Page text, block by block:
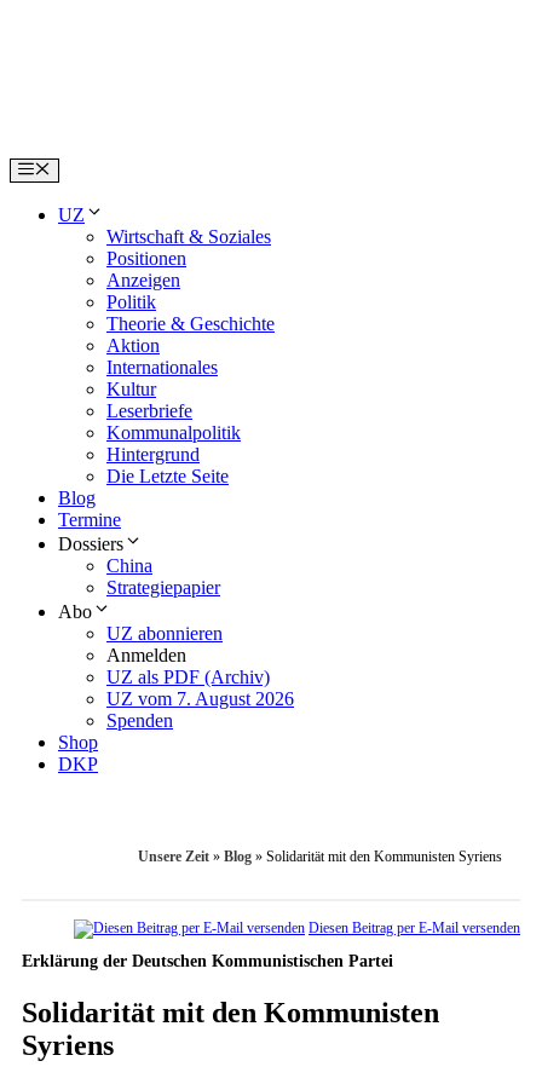
Menu
UZ
Wirtschaft & Soziales
Positionen
Anzeigen
Politik
Theorie & Geschichte
Aktion
Internationales
Kultur
Leserbriefe
Kommunalpolitik
Hintergrund
Die Letzte Seite
Blog
Termine
Dossiers
China
Strategiepapier
Abo
UZ abonnieren
Anmelden
UZ als PDF (Archiv)
UZ vom 7. August 2026
Spenden
Shop
DKP
Unsere Zeit » Blog » Solidarität mit den Kommunisten Syriens
Diesen Beitrag per E-Mail versenden
Erklärung der Deutschen Kommunistischen Partei
Solidarität mit den Kommunisten
Syriens